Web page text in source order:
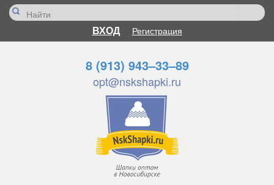
ВХОД Регистрация
8 (913) 943–33–89
opt@nskshapki.ru